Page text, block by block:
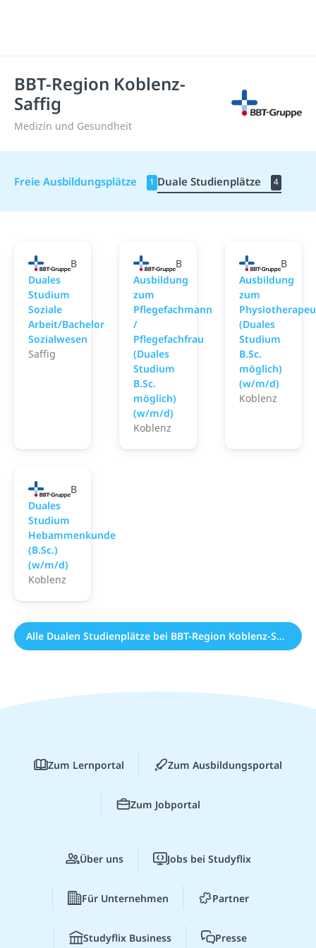
BBT-Region Koblenz-
Saffig
Medizin und Gesundheit
Freie Ausbildungsplätze 1 Duale Studienplätze 4
BBT-Region Koblenz-Saffig
Duales
Studium
Soziale
Arbeit/Bachelor
Sozialwesen
Saffig
BBT-Region Koblenz-Saffig
Ausbildung
zum
Pflegefachmann
/
Pflegefachfrau
(Duales
Studium
B.Sc.
möglich)
(w/m/d)
Koblenz
BBT-
Ausbildung
zum
(Duales
Studium
B.Sc.
möglich)
(w/m/d)
Koblenz
BBT-Region Koblenz-Saffig
Duales
Studium
Hebammenkunde
(B.Sc.)
(w/m/d)
Koblenz
Alle Dualen Studienplätze bei BBT-Region Koblenz-Saffig (4)
Zum Lernportal Zum Ausbildungsportal
Zum Jobportal
Über uns Jobs bei Studyflix
Für Unternehmen Partner
Studyflix Business Presse